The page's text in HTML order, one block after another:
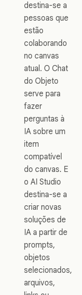
destina-se a
pessoas que
estão
colaborando
no canvas
atual. O Chat
do Objeto
serve para
fazer
perguntas à
IA sobre um
item
compatível
do canvas. E
o AI Studio
destina-se a
criar novas
soluções de
IA a partir de
prompts,
objetos
selecionados,
arquivos,